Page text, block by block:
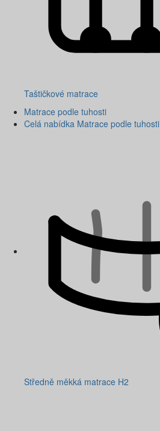
Taštičkové matrace
Matrace podle tuhosti
Celá nabídka Matrace podle tuhosti
Středně měkká matrace H2